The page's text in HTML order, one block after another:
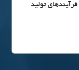
تولید